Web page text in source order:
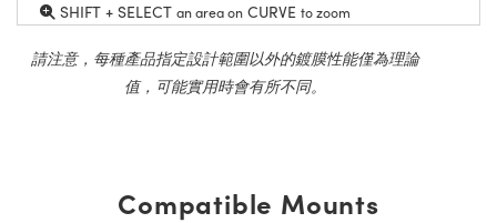
SHIFT + SELECT an area on CURVE to zoom
請注意，每種產品指定設計範圍以外的鍍膜性能僅為理論
值，可能實用時會有所不同。
Compatible Mounts